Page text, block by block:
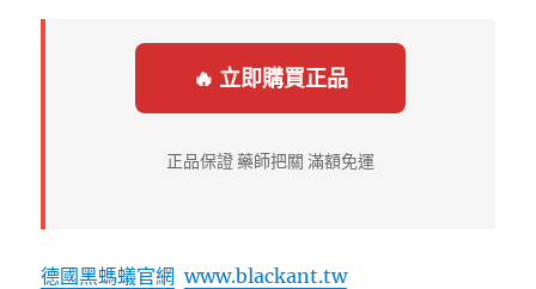
🔥 立即購買正品
正品保證 藥師把關 滿額免運
德國黑螞蟻官網 www.blackant.tw